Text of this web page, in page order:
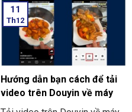
11
Th12
Hướng dẫn bạn cách để tải
video trên Douyin về máy